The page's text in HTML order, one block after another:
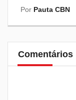
Por Pauta CBN
Comentários